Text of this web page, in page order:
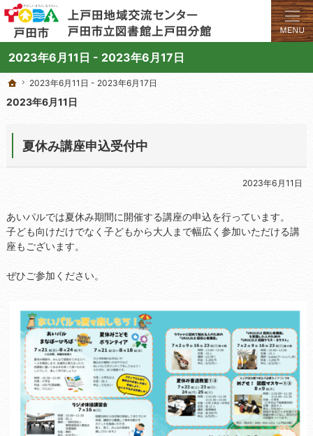
2023年6月11日 - 2023年6月17日
学びと交流のプラットフォーム。地域の講座や施設をご案内しています。
上戸田地域交流センターや戸田市立図書館上戸田分館の総合案内サイト
ホーム
2023年6月11日 - 2023年6月17日
2023年6月11日
夏休み講座申込受付中
2023年6月11日
あいパルでは夏休み期間に開催する講座の申込を行っています。
子ども向けだけでなく子どもから大人まで幅広く参加いただける講
座もございます。
ぜひご参加ください。
ホーム
2023年6月11日 - 2023年6月17日